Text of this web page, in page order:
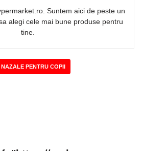
Suntem aici de peste un
alegi cele mai bune produse pentru
tine.
PENTRU COPII